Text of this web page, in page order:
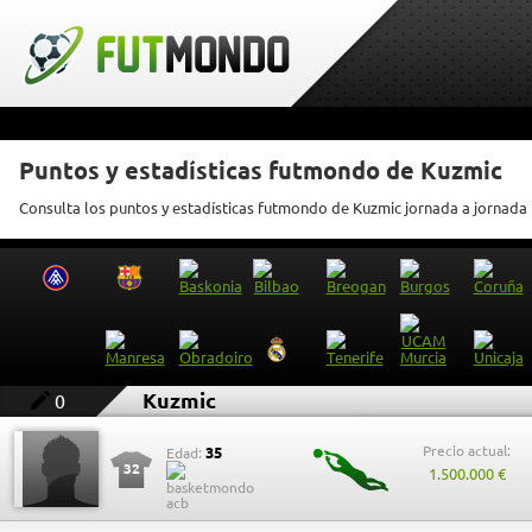
Puntos y estadísticas futmondo de Kuzmic
Consulta los puntos y estadísticas futmondo de Kuzmic jornada a jornada
0 Kuzmic
32
Edad: 35 Precio actual:
1.500.000 €